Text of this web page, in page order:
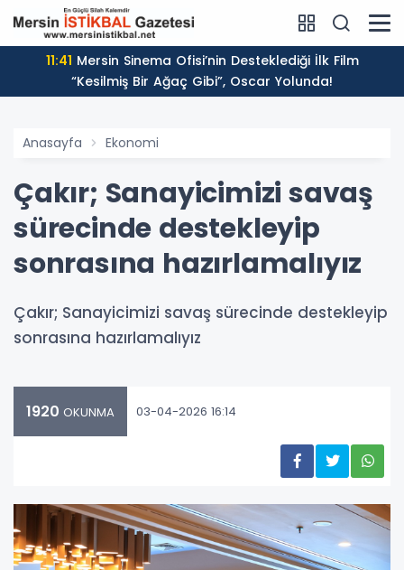
11:41
“Kesilmiş Bir Ağaç Gibi”, Oscar Yolunda!
Anasayfa Ekonomi
Çakır; Sanayicimizi savaş
sürecinde destekleyip
sonrasına hazırlamalıyız
Çakır; Sanayicimizi savaş sürecinde destekleyip
sonrasına hazırlamalıyız
1920 OKUNMA 03-04-2026 16:14